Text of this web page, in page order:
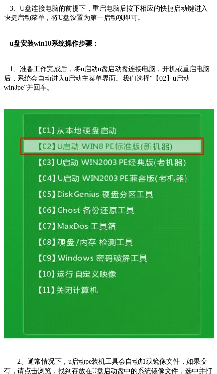
3、U盘连接电脑的前提下，重启电脑后按下相应的快捷启动键进入
快捷启动菜单，将U盘设置为第一启动项即可。
u盘安装win10系统操作步骤：
1、准备工作完成后，将u启动u盘启动盘连接电脑，开机或重启电脑
后，系统会自动进入u启动主菜单界面。我们选择“【02】u启动
win8pe”并回车。
2、通常情况下，u启动pe装机工具会自动加载镜像文件，如果没
有，请点击浏览，找到存放在U盘启动盘中的系统镜像文件，选中并打